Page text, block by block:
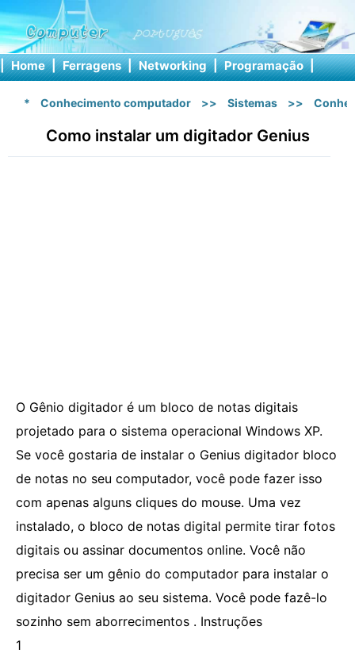
| Home | Ferragens | Networking | Programação |
* Conhecimento computador >> Sistemas >>
Como instalar um digitador Genius
O Gênio digitador é um bloco de notas digitais
projetado para o sistema operacional Windows XP.
Se você gostaria de instalar o Genius digitador bloco
de notas no seu computador, você pode fazer isso
com apenas alguns cliques do mouse. Uma vez
instalado, o bloco de notas digital permite tirar fotos
digitais ou assinar documentos online. Você não
precisa ser um gênio do computador para instalar o
digitador Genius ao seu sistema. Você pode fazê-lo
sozinho sem aborrecimentos . Instruções
1